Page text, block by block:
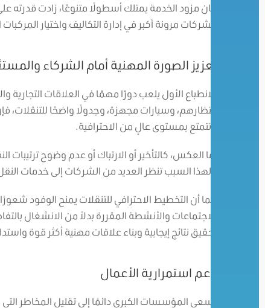
كان مزود الخدمة يمتلك أسطولًا متنوعًا، زادت قدرته
الشركات مرونة أكبر في إدارة التكاليف واختيار
تعزيز الصورة المهنية أمام الشركاء
الانطباع الأول يلعب دورًا مهمًا في العلاقات التجارية
انتظارهم، وسيارات مجهزة، وجدولًا واضحًا
وتتمتع بمستوى عالٍ من الاحترافية.
أما العكس، كالتأخير أو الارتباك أو عدم وضوح
ولهذا السبب تنظر العديد من الشركات إلى خدمات
كما أن التخطيط الاحترافي للتنقلات يمنح الوفود
الاجتماعات والأنشطة المقررة بدلاً من الانشغال
تحقيق نتائج إيجابية وبناء علاقات مهنية أكثر قوة
دعم استمرارية الأعمال
تسعى المؤسسات الكبرى دائمًا إلى تقليل المخاطر